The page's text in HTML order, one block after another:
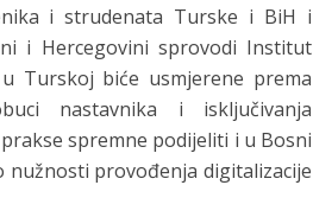
i strudenata Turske i BiH i
i Hercegovini sprovodi Institut
Turskoj biće usmjerene prema
nastavnika i isključivanja
spremne podijeliti i u Bosni
nužnosti provođenja digitalizacije